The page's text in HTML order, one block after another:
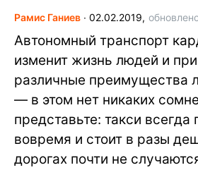
Рамис Ганиев ∙ 02.02.2019,
Автономный транспорт
изменит жизнь людей и
различные преимущества
— в этом нет никаких
представьте: такси всегда
вовремя и стоит в разы
дорогах почти не